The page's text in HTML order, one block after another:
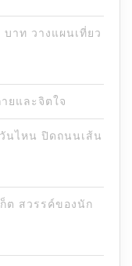
าท วางแผนเที่ยว
ยและจิตใจ
นไหน ปิดถนนเส้น
ก็ต สวรรค์ของนัก